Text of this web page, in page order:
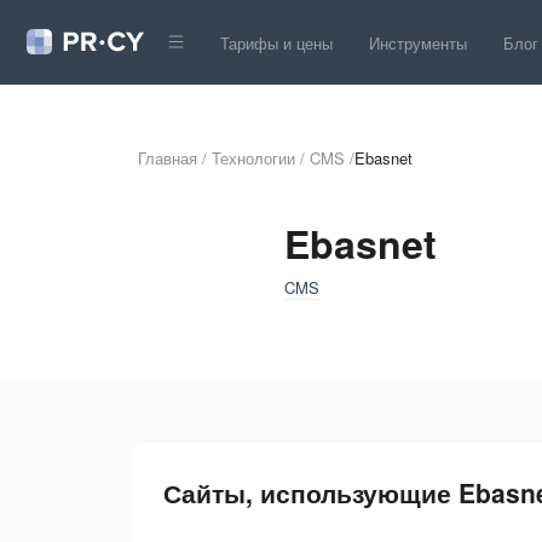
Тарифы и цены Инструменты Блог
Главная / Технологии / CMS /Ebasnet
Ebasnet
CMS
Сайты, использующие